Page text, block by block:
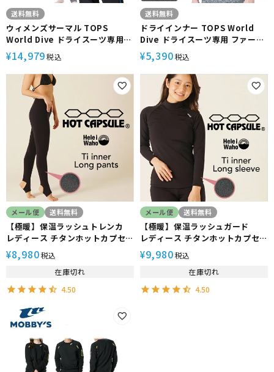
送料無料
ウィメンズサーマル TOPS
World Dive ドライスーツ専用
インナー 女性用 トップス 保温 ス
タイリッシュデザイン ナイロン
表地 肩補強 起毛裏地 快適 ドライ
スーツインナー WWSJK ワール
ドダイブ
¥14,979税込
送料無料
ドライインナー TOPS World
Dive ドライスーツ専用 ファース
トレイヤー インナー 保温 軽量 疎
水性 XAREC繊維 汗冷え軽減 通気
ドライスーツインナー WSDI ワー
ルドダイブ
¥5,390税込
メール便 送料無料
【極暖】保温ラッシュトレンカ
レディース チタンホットカプセ
ル HeleiWaho ヘレイワホ 裏起
毛 防寒 ダイビング サーフィン ス
¥8,980税込
在庫切れ
4.50
メール便 送料無料
【極暖】保温ラッシュガード
レディース チタンホットカプセ
ル HeleiWaho ヘレイワホ 裏起
毛 防寒 ダイビング サーフィン ス
¥9,980税込
在庫切れ
4.50